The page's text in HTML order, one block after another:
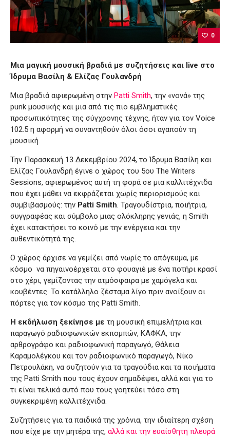
0
Μια μαγική μουσική βραδιά με συζητήσεις και live στο
Ίδρυμα Βασίλη & Ελίζας Γουλανδρή
Μια βραδιά αφιερωμένη στην Patti Smith, την «νονά» της
punk μουσικής και μια από τις πιο εμβληματικές
προσωπικότητες της σύγχρονης τέχνης, ήταν για τον Voice
102.5 η αφορμή να συναντηθούν όλοι όσοι αγαπούν τη
μουσική.
Την Παρασκευή 13 Δεκεμβρίου 2024, το Ίδρυμα Βασίλη και
Ελίζας Γουλανδρή έγινε ο χώρος του 5ου The Writers
Sessions, αφιερωμένος αυτή τη φορά σε μια καλλιτέχνιδα
που έχει μάθει να εκφράζεται χωρίς περιορισμούς και
συμβιβασμούς: την Patti Smith. Τραγουδίστρια, ποιήτρια,
συγγραφέας και σύμβολο μιας ολόκληρης γενιάς, η Smith
έχει κατακτήσει το κοινό με την ενέργεια και την
αυθεντικότητά της.
Ο χώρος άρχισε να γεμίζει από νωρίς το απόγευμα, με
κόσμο να πηγαινοέρχεται στο φουαγιέ με ένα ποτήρι κρασί
στο χέρι, γεμίζοντας την ατμόσφαιρα με χαμόγελα και
κουβέντες. Το κατάλληλο ζέσταμα λίγο πριν ανοίξουν οι
πόρτες για τον κόσμο της Patti Smith.
Η εκδήλωση ξεκίνησε με τη μουσική επιμελήτρια και
παραγωγό ραδιοφωνικών εκπομπών, ΚΑΦΚΑ, την
αρθρογράφο και ραδιοφωνική παραγωγό, Θάλεια
Καραμολέγκου και τον ραδιοφωνικό παραγωγό, Νίκο
Πετρουλάκη, να συζητούν για τα τραγούδια και τα ποιήματα
της Patti Smith που τους έχουν σημαδέψει, αλλά και για το
τι είναι τελικά αυτό που τους γοητεύει τόσο στη
συγκεκριμένη καλλιτέχνιδα.
Συζητήσεις για τα παιδικά της χρόνια, την ιδιαίτερη σχέση
που είχε με την μητέρα της, αλλά και την ευαίσθητη πλευρά